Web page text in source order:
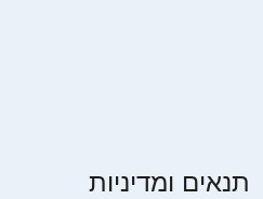
תנאים ומדיניות